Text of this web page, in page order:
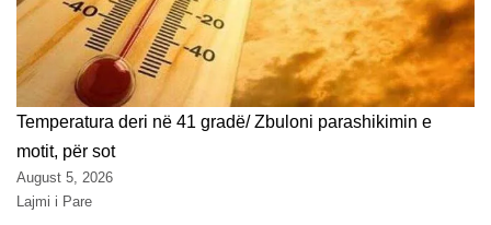
Temperatura deri në 41 gradë/ Zbuloni parashikimin e
motit, për sot
August 5, 2026
Lajmi i Pare